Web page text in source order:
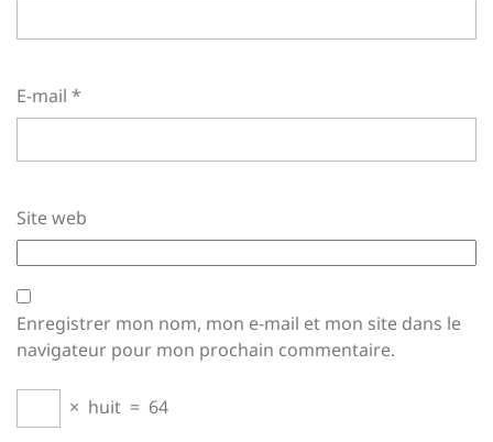
E-mail *
Site web
Enregistrer mon nom, mon e-mail et mon site dans le
navigateur pour mon prochain commentaire.
× huit = 64